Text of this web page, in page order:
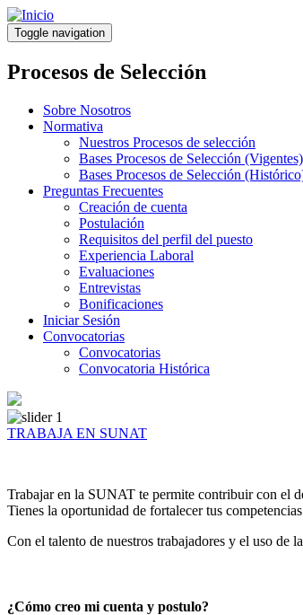
Pasar
al
contenido
principal
Toggle navigation
Procesos de Selección
Sobre Nosotros
Normativa
Nuestros Procesos de selección
Bases Procesos de Selección (Vigentes)
Bases Procesos de Selección
Preguntas Frecuentes
Creación de cuenta
Postulación
Requisitos del perfil del puesto
Experiencia Laboral
Evaluaciones
Entrevistas
Bonificaciones
Iniciar Sesión
Convocatorias
Convocatorias
Convocatoria Histórica
TRABAJA EN SUNAT
Trabajar en la SUNAT te permite contribuir con el
Tienes la oportunidad de fortalecer tus
Con el talento de nuestros trabajadores y el uso de
¿Cómo creo mi cuenta y postulo?